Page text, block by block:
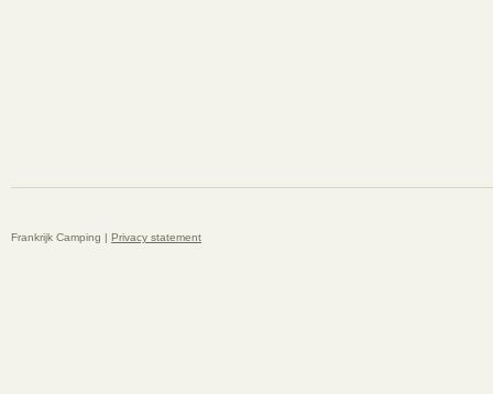
Frankrijk Camping | Privacy statement